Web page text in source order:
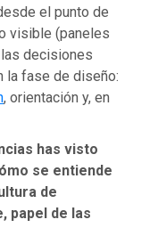
el punto de
visible (paneles
decisiones
la fase de diseño:
, orientación y, en
has visto
se entiende
de
papel de las